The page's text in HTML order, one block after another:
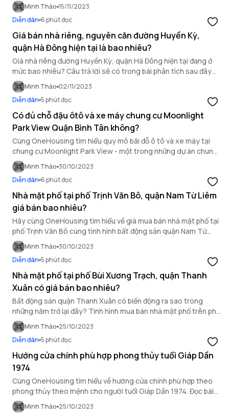
Minh Thảo 15/11/2023
Diễn đàn 6 phút đọc
Giá bán nhà riêng, nguyên căn đường Huyền Kỳ,
quận Hà Đông hiện tại là bao nhiêu?
Giá nhà riêng đường Huyền Kỳ, quận Hà Đông hiện tại đang ở
mức bao nhiêu? Câu trả lời sẽ có trong bài phân tích sau đây
của OneHousing!
Minh Thảo 02/11/2023
Diễn đàn 5 phút đọc
Có đủ chỗ đậu ôtô và xe máy chung cư Moonlight
Park View Quận Bình Tân không?
Cùng OneHousing tìm hiểu quy mô bãi đỗ ô tô và xe máy tại
chung cư Moonlight Park View - một trong những dự án chung
cư quận Bình Tân nổi bật.
Minh Thảo 30/10/2023
Diễn đàn 6 phút đọc
Nhà mặt phố tại phố Trịnh Văn Bô, quận Nam Từ Liêm
giá bán bao nhiêu?
Hãy cùng OneHousing tìm hiểu về giá mua bán nhà mặt phố tại
phố Trịnh Văn Bô cùng tình hình bất động sản quận Nam Từ
Liêm hiện tại qua bài viết bên dưới đây!
Minh Thảo 30/10/2023
Diễn đàn 5 phút đọc
Nhà mặt phố tại phố Bùi Xương Trạch, quận Thanh
Xuân có giá bán bao nhiêu?
Bất động sản quận Thanh Xuân có biến động ra sao trong
những năm trở lại đây? Tình hình mua bán nhà mặt phố trên phố
Bùi Xương Trạch như thế nào? Hãy cùng theo dõi bài viết sau
đây của OneHousing để biết thêm thông tin chi tiết.
Minh Thảo 25/10/2023
Diễn đàn 5 phút đọc
Hướng cửa chính phù hợp phong thủy tuổi Giáp Dần
1974
Cùng OneHousing tìm hiểu về hướng cửa chính phù hợp theo
phong thủy theo mệnh cho người tuổi Giáp Dần 1974. Đọc bài
viết để biết thêm nhiều thông tin về phong thủy nhà ở Việt
Nam!
Minh Thảo 25/10/2023